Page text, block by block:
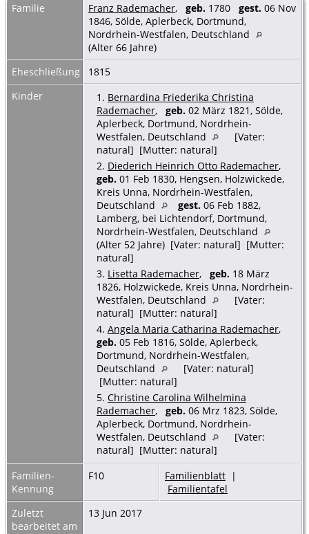
Familie Franz Rademacher, geb. 1780 gest. 06 Nov
1846, Sölde, Aplerbeck, Dortmund,
Nordrhein-Westfalen, Deutschland
(Alter 66 Jahre)
Eheschließung
1815
Kinder
1. Bernardina Friederika Christina
Rademacher, geb. 02 März 1821, Sölde,
Aplerbeck, Dortmund, Nordrhein-
Westfalen, Deutschland
[Vater:
natural] [Mutter: natural]
2. Diederich Heinrich Otto Rademacher,
geb. 01 Feb 1830, Hengsen, Holzwickede,
Kreis Unna, Nordrhein-Westfalen,
Deutschland
gest. 06 Feb 1882,
Lamberg, bei Lichtendorf, Dortmund,
Nordrhein-Westfalen, Deutschland
(Alter 52 Jahre) [Vater: natural] [Mutter:
natural]
3. Lisetta Rademacher, geb. 18 März
1826, Holzwickede, Kreis Unna, Nordrhein-
Westfalen, Deutschland
[Vater:
natural] [Mutter: natural]
4. Angela Maria Catharina Rademacher,
geb. 05 Feb 1816, Sölde, Aplerbeck,
Dortmund, Nordrhein-Westfalen,
Deutschland
[Vater: natural]
[Mutter: natural]
5. Christine Carolina Wilhelmina
Rademacher, geb. 06 Mrz 1823, Sölde,
Aplerbeck, Dortmund, Nordrhein-
Westfalen, Deutschland
[Vater:
natural] [Mutter: natural]
Familien-
Kennung
F10 Familienblatt |
Familientafel
Zuletzt
bearbeitet am
13 Jun 2017